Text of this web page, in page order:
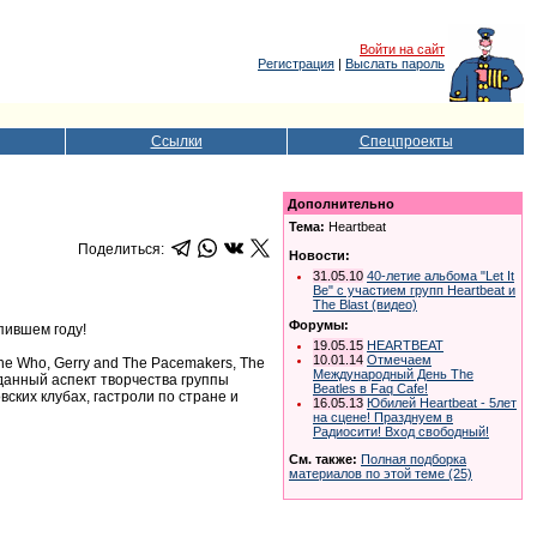
Войти на сайт
Регистрация | Выслать пароль
Ссылки Спецпроекты
Поделиться:
году!
Who, Gerry and The Pacemakers, The
аспект творчества группы
клубах, гастроли по стране и
Дополнительно
Тема: Heartbeat
Новости:
31.05.10 40-летие альбома "Let It
Be" с участием групп Heartbeat и
The Blast (видео)
Форумы:
19.05.15 HEARTBEAT
10.01.14 Отмечаем
Международный День The
Beatles в Faq Cafe!
16.05.13 Юбилей Heartbeat - 5лет
на сцене! Празднуем в
Радиосити! Вход свободный!
См. также: Полная подборка
материалов по этой теме (25)